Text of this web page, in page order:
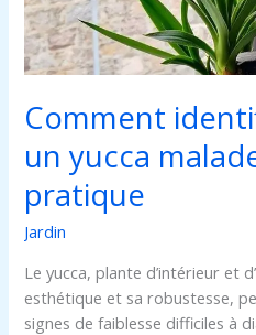
Comment
un yucca
pratique
Jardin
Le yucca, plante d’intérieur et
esthétique et sa robustesse,
signes de faiblesse difficiles à
:
guide
pratique